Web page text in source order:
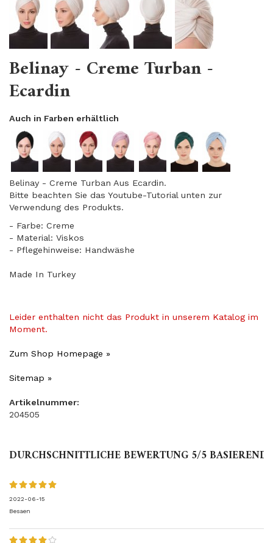
Belinay - Creme Turban -
Ecardin
Auch in Farben erhältlich
Belinay - Creme Turban Aus Ecardin.
Bitte beachten Sie das Youtube-Tutorial unten zur
Verwendung des Produkts.
- Farbe: Creme
- Material: Viskos
- Pflegehinweise: Handwäshe
Made In Turkey
Leider enthalten nicht das Produkt in unserem Katalog im
Moment.
Zum Shop Homepage »
Sitemap »
Artikelnummer:
204505
DURCHSCHNITTLICHE BEWERTUNG 5/5 BASIEREND
2022-06-15
Besaen